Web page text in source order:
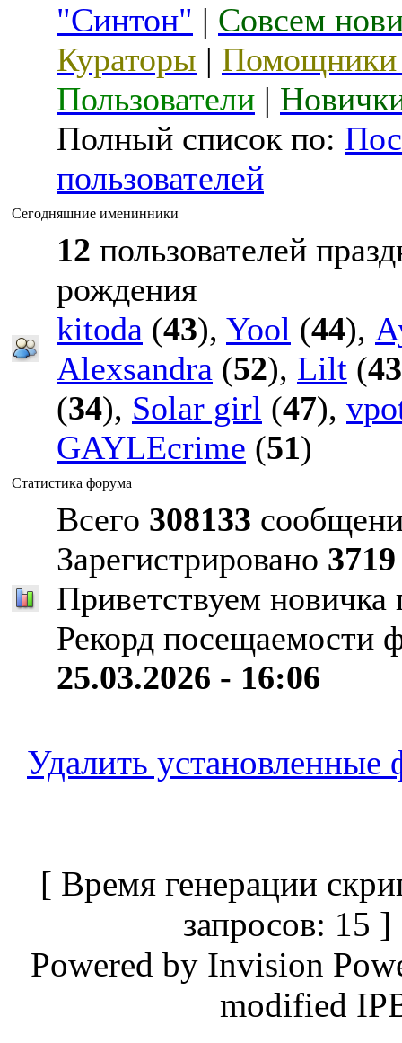
"Синтон" | Совсем
Кураторы | Помощники
Пользователи |
Полный список по:
пользователей
Сегодняшние именинники
12 пользователей
рождения
kitoda (43), Yool (44),
Alexsandra (52), Lilt (43
(34), Solar girl (47),
GAYLEcrime (51)
Статистика форума
Всего 308133
Зарегистрировано 3719
Приветствуем
Рекорд посещаемости
25.03.2026 - 16:06
Удалить
[ Время генерации
запросов:
Powered by Invision
modified